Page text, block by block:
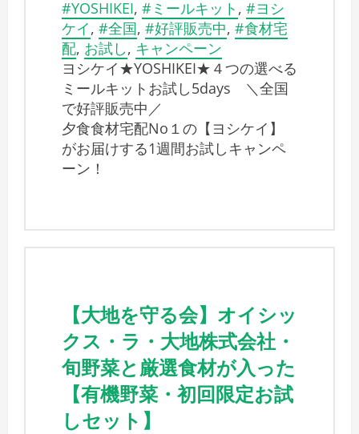
#YOSHIKEI, #ミールキット , #ヨシ
ケイ, #全国, #好評販売中, #食材宅
配, お試し, キャンペーン
ヨシケイ★YOSHIKEI★４つの選べる
ミールキットお試し5days ＼全国
で好評販売中／
夕食食材宅配No１の【ヨシケイ】
がお届けする1週間お試しキャンペ
ーン！
【大地を守る会】オイシッ
クス・ラ・大地株式会社・
旬野菜と厳選食材が入った
【有機野菜・初回限定お試
しセット】